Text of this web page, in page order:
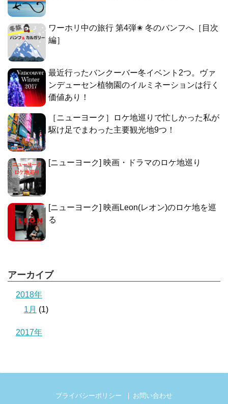
ワーホリ中の旅行 第4弾✬ 冬のバンフへ［目次
編］
最近行ったバンクーバー冬イベント2つ。ヴァ
ンデューセン植物園のイルミネーションは行く
価値あり！
［ニューヨーク］ロケ地巡りで忙しかった私が
駆け足でまわった主要観光地9つ！
[ニューヨーク] 映画・ドラマのロケ地巡り
[ニューヨーク] 映画Leon(レオン)のロケ地を巡
る
アーカイブ
2018年
1月 (1)
2017年
プライバシーポリシー お問い合わせ